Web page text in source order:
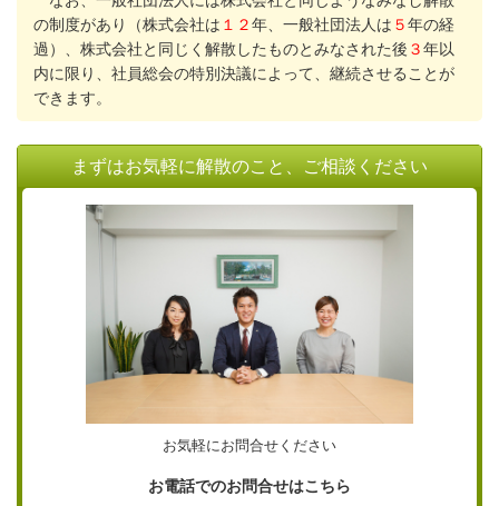
の制度があり（株式会社は １２年、一般社団法人は ５年の経
過）、株式会社と同じく解散したものとみなされた後 ３年以
内に限り、社員総会の特別決議によって、継続させることが
できます。
まずはお気軽に解散のこと、ご相談ください
お気軽にお問合せください
お電話でのお問合せはこちら